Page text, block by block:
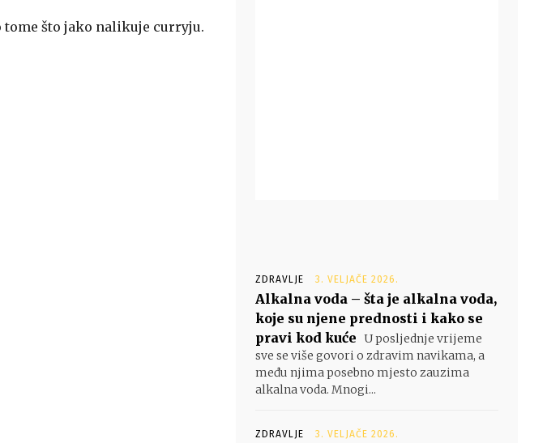
tome što jako nalikuje curryju.
ZDRAVLJE 3. VELJAČE 2026.
Alkalna voda – šta je alkalna voda,
koje su njene prednosti i kako se
pravi kod kuće U posljednje vrijeme
sve se više govori o zdravim navikama, a
među njima posebno mjesto zauzima
alkalna voda. Mnogi...
ZDRAVLJE 3. VELJAČE 2026.